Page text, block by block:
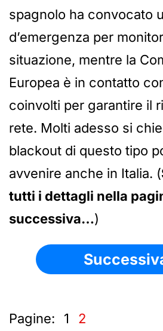
spagnolo ha convocato
d’emergenza per
situazione, mentre la
Europea è in contatto
coinvolti per garantire il
rete. Molti adesso si
blackout di questo tipo
avvenire anche in Italia. (
tutti i dettagli nella
successiva…)
Pagine: 1 2